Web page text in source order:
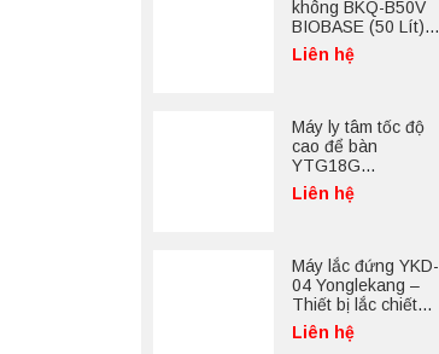
không BKQ-B50V
BIOBASE (50 Lít) –
Giải pháp tiệt trùng
hiệu quả
Liên hệ
Máy ly tâm tốc độ
cao để bàn
YTG18G
Yonglekang – Thiết
bị ly tâm phòng thí
Liên hệ
Máy lắc đứng YKD-
04 Yonglekang –
Thiết bị lắc chiết
mẫu phòng thí
nghiệm
Liên hệ